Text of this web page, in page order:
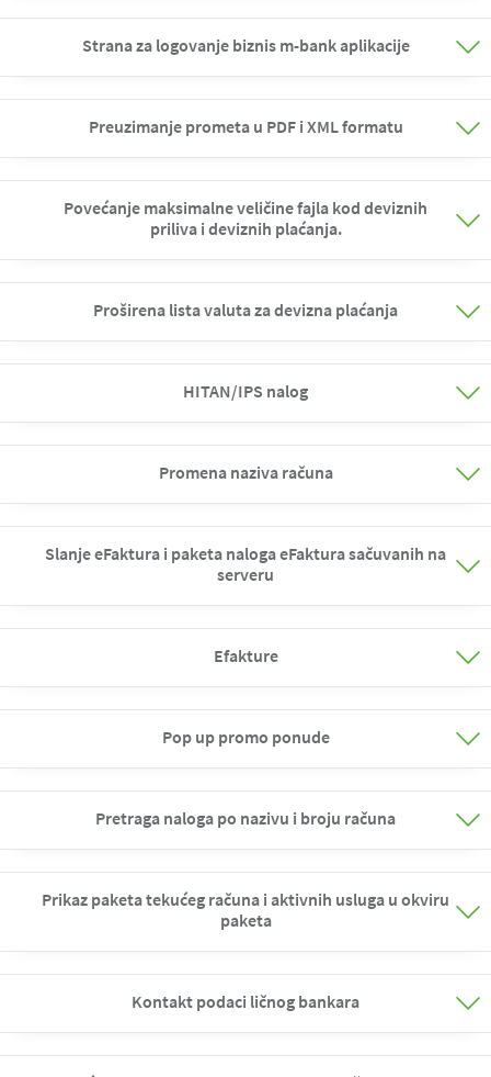
Strana za logovanje biznis m-bank aplikacije
Preuzimanje prometa u PDF i XML formatu
Povećanje maksimalne veličine fajla kod deviznih
priliva i deviznih plaćanja.
Proširena lista valuta za devizna plaćanja
HITAN/IPS nalog
Promena naziva računa
Slanje eFaktura i paketa naloga eFaktura sačuvanih na
serveru
Efakture
Pop up promo ponude
Pretraga naloga po nazivu i broju računa
Prikaz paketa tekućeg računa i aktivnih usluga u okviru
paketa
Kontakt podaci ličnog bankara